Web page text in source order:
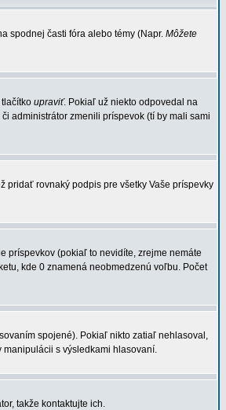
spodnej časti fóra alebo témy (Napr. Môžete
upraviť. Pokiaľ už niekto odpovedal na
administrátor zmenili príspevok (tí by mali sami
pridať rovnaký podpis pre všetky Vaše príspevky
príspevkov (pokiaľ to nevidíte, zrejme nemáte
kde 0 znamená neobmedzenú voľbu. Počet
spojené). Pokiaľ nikto zatiaľ nehlasoval,
s výsledkami hlasovaní.
takže kontaktujte ich.